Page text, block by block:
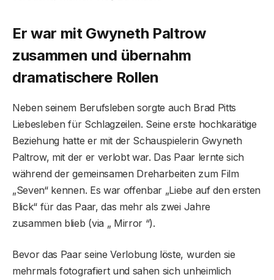
Er war mit Gwyneth Paltrow
zusammen und übernahm
dramatischere Rollen
Neben seinem Berufsleben sorgte auch Brad Pitts
Liebesleben für Schlagzeilen. Seine erste hochkarätige
Beziehung hatte er mit der Schauspielerin Gwyneth
Paltrow, mit der er verlobt war. Das Paar lernte sich
während der gemeinsamen Dreharbeiten zum Film
„Seven“ kennen. Es war offenbar „Liebe auf den ersten
Blick“ für das Paar, das mehr als zwei Jahre
zusammen blieb (via „ Mirror “).
Bevor das Paar seine Verlobung löste, wurden sie
mehrmals fotografiert und sahen sich unheimlich